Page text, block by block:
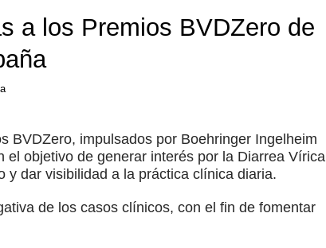
a los Premios BVDZero de
BVDZero, impulsados por Boehringer Ingelheim
objetivo de generar interés por la Diarrea Vírica
y dar visibilidad a la práctica clínica diaria.
de los casos clínicos, con el fin de fomentar